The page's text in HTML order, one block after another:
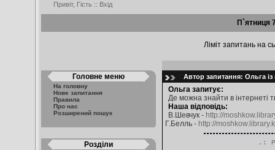
Привіт, Гість :: Вхід
П`ятниця
Ліміт запитань на
Головне меню
На головну
Нове запитання
Правила
Про нас
Розширений пошук
Розділи
Автор запитання: Ольга
Ольга запитує:
Де можна знайти в інтернеті
Наша відповідь:
В.Шевчук - http://
Г.Белль - http://
.: